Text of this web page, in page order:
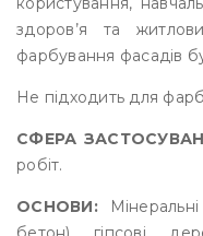
здоров’я та
фарбування фасадів
Не підходить для
СФЕРА
робіт.
ОСНОВИ:Мінеральні